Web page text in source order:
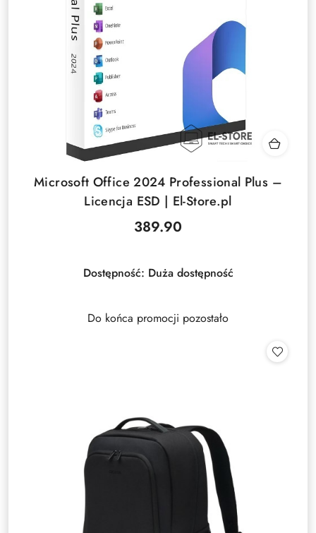
Microsoft Office 2024 Professional Plus –
Licencja ESD | El-Store.pl
Cena:
389.90
Dostępność: Duża dostępność
Do końca promocji pozostało